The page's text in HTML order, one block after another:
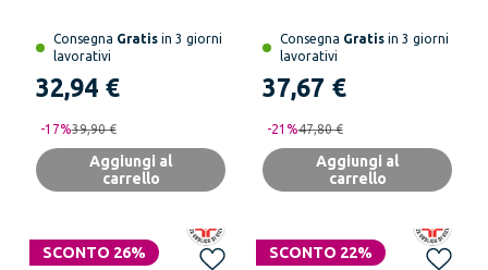
Consegna Gratis in 3 giorni
lavorativi
32,94 €
-17%39,90 €
Aggiungi al
carrello
Consegna Gratis in 3 giorni
lavorativi
37,67 €
-21 %47,80 €
Aggiungi al
carrello
SCONTO 26% SCONTO 22%